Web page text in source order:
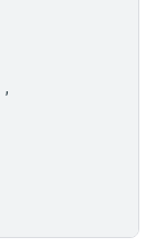
,